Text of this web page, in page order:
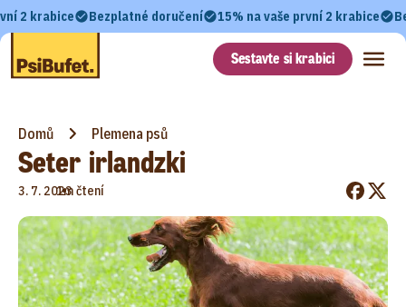
2 krabice Bezplatné doručení 15% na vaše první 2 krabice
Sestavte si krabici
Domů Plemena psů
Seter irlandzki
3. 7. 2023
•
1m čtení